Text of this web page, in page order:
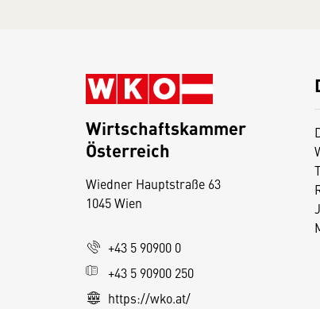
Wirtschaftskammer
Österreich
Wiedner Hauptstraße 63
1045 Wien
+43 5 90900 0
+43 5 90900 250
https://wko.at/